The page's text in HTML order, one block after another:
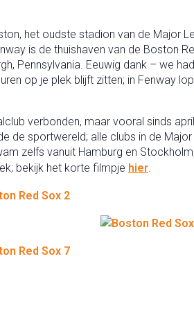
het oudste stadion van de Major
is de thuishaven van de Boston
Pennsylvania. Eeuwig dank – we
op je plek blijft zitten; in Fenway
verbonden, maar vooral sinds
sportwereld; alle clubs in de
zelfs vanuit Hamburg en
bekijk het korte filmpje hier